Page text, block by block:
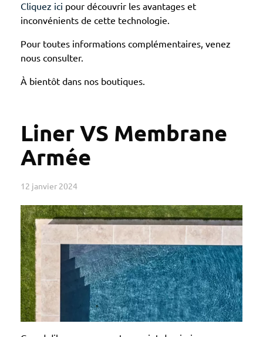
Cliquez ici pour découvrir les avantages et
inconvénients de cette technologie.
Pour toutes informations complémentaires, venez
nous consulter.
À bientôt dans nos boutiques.
Liner VS Membrane
Armée
12 janvier 2024